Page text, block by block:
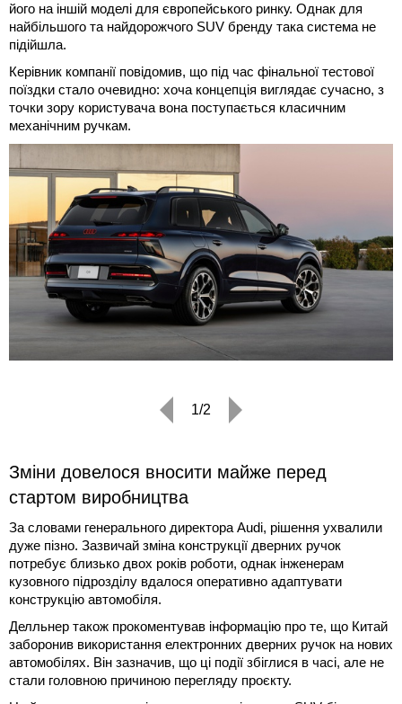
його на іншій моделі для європейського ринку. Однак для
найбільшого та найдорожчого SUV бренду така система не
підійшла.
Керівник компанії повідомив, що під час фінальної тестової
поїздки стало очевидно: хоча концепція виглядає сучасно, з
точки зору користувача вона поступається класичним
механічним ручкам.
1/2
Зміни довелося вносити майже перед
стартом виробництва
За словами генерального директора Audi, рішення ухвалили
дуже пізно. Зазвичай зміна конструкції дверних ручок
потребує близько двох років роботи, однак інженерам
кузовного підрозділу вдалося оперативно адаптувати
конструкцію автомобіля.
Делльнер також прокоментував інформацію про те, що Китай
заборонив використання електронних дверних ручок на нових
автомобілях. Він зазначив, що ці події збіглися в часі, але не
стали головною причиною перегляду проєкту.